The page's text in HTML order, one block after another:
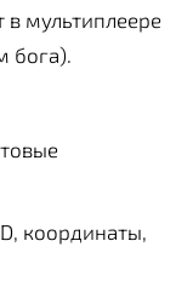
в мультиплеере
координаты,